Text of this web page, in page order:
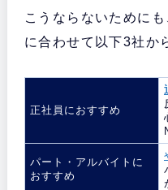
こうならないために
に合わせて以下3社か
正社員におすすめ
パート・アルバイトに
おすすめ